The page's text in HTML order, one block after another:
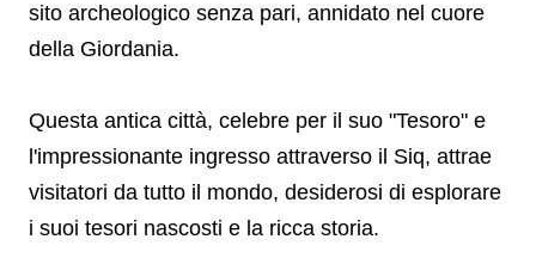
sito archeologico senza pari, annidato nel cuore
della Giordania.
Questa antica città, celebre per il suo "Tesoro" e
l'impressionante ingresso attraverso il Siq, attrae
visitatori da tutto il mondo, desiderosi di esplorare
i suoi tesori nascosti e la ricca storia.